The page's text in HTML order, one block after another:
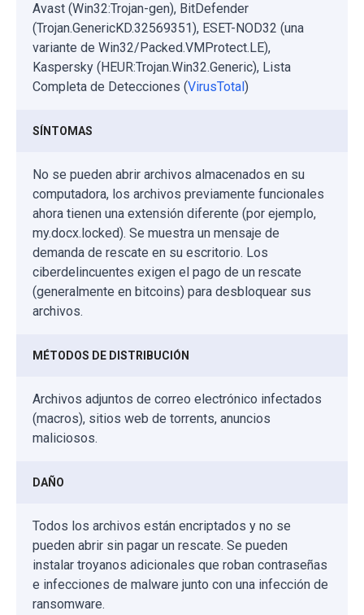
Avast (Win32:Trojan-gen), BitDefender
(Trojan.GenericKD.32569351), ESET-NOD32 (una
variante de Win32/Packed.VMProtect.LE),
Kaspersky (HEUR:Trojan.Win32.Generic), Lista
Completa de Detecciones (VirusTotal )
SÍNTOMAS
No se pueden abrir archivos almacenados en su
computadora, los archivos previamente funcionales
ahora tienen una extensión diferente (por ejemplo,
my.docx.locked). Se muestra un mensaje de
demanda de rescate en su escritorio. Los
ciberdelincuentes exigen el pago de un rescate
(generalmente en bitcoins) para desbloquear sus
archivos.
MÉTODOS DE DISTRIBUCIÓN
Archivos adjuntos de correo electrónico infectados
(macros), sitios web de torrents, anuncios
maliciosos.
DAÑO
Todos los archivos están encriptados y no se
pueden abrir sin pagar un rescate. Se pueden
instalar troyanos adicionales que roban contraseñas
e infecciones de malware junto con una infección de
ransomware.